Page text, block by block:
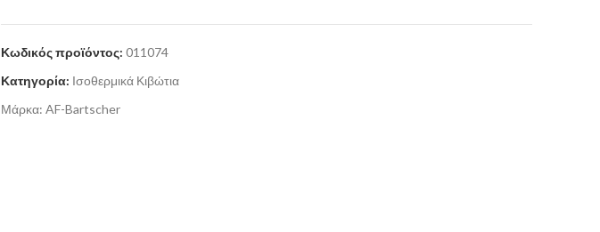
Κωδικός προϊόντος: 011074
Κατηγορία: Ισοθερμικά Κιβώτια
Μάρκα: AF-Bartscher